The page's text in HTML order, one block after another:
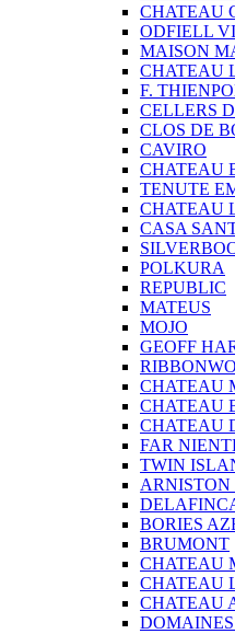
CHATEAU
ODFIELL
MAISON
CHATEAU
F.
CELLERS
CLOS DE
CAVIRO
CHATEAU
TENUTE
CHATEAU
CASA
POLKURA
REPUBLIC
MATEUS
MOJO
GEOFF
CHATEAU
CHATEAU
CHATEAU
FAR
TWIN
ARNISTON
BORIES
BRUMONT
CHATEAU
CHATEAU
CHATEAU